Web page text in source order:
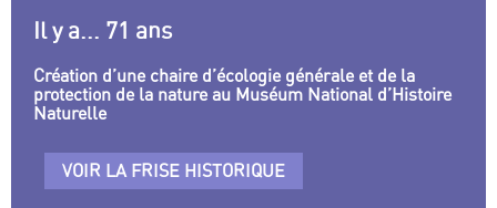
Il y a... 71 ans
Création d’une chaire d’écologie générale et de la
protection de la nature au Muséum National d’Histoire
Naturelle
VOIR LA FRISE HISTORIQUE